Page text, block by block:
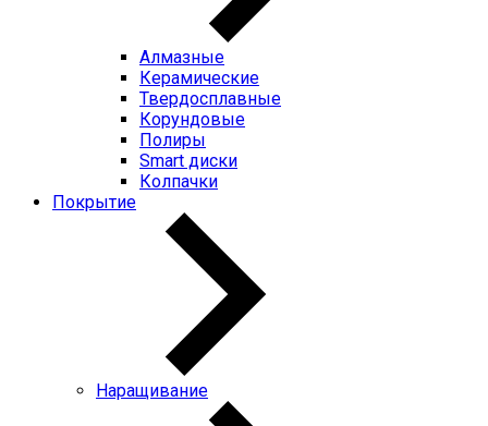
Алмазные
Керамические
Твердосплавные
Корундовые
Полиры
Smart диски
Колпачки
Покрытие
Наращивание